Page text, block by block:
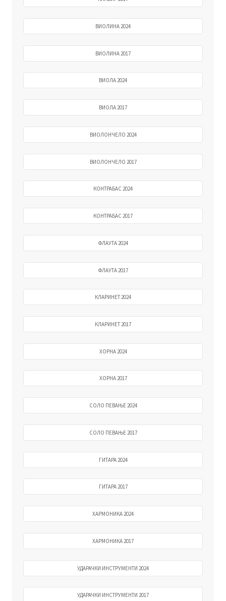
ВИОЛИНА 2024
ВИОЛИНА 2017
ВИОЛА 2024
ВИОЛА 2017
ВИОЛОНЧЕЛО 2024
ВИОЛОНЧЕЛО 2017
КОНТРАБАС 2024
КОНТРАБАС 2017
ФЛАУТА 2024
ФЛАУТА 2017
КЛАРИНЕТ 2024
КЛАРИНЕТ 2017
ХОРНА 2024
ХОРНА 2017
СОЛО ПЕВАЊЕ 2024
СОЛО ПЕВАЊЕ 2017
ГИТАРА 2024
ГИТАРА 2017
ХАРМОНИКА 2024
ХАРМОНИКА 2017
УДАРАЧКИ ИНСТРУМЕНТИ 2024
УДАРАЧКИ ИНСТРУМЕНТИ 2017